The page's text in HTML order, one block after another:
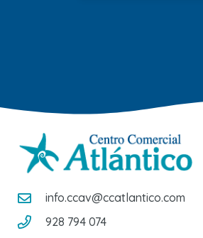
info.ccav@ccatlantico.com
928 794 074